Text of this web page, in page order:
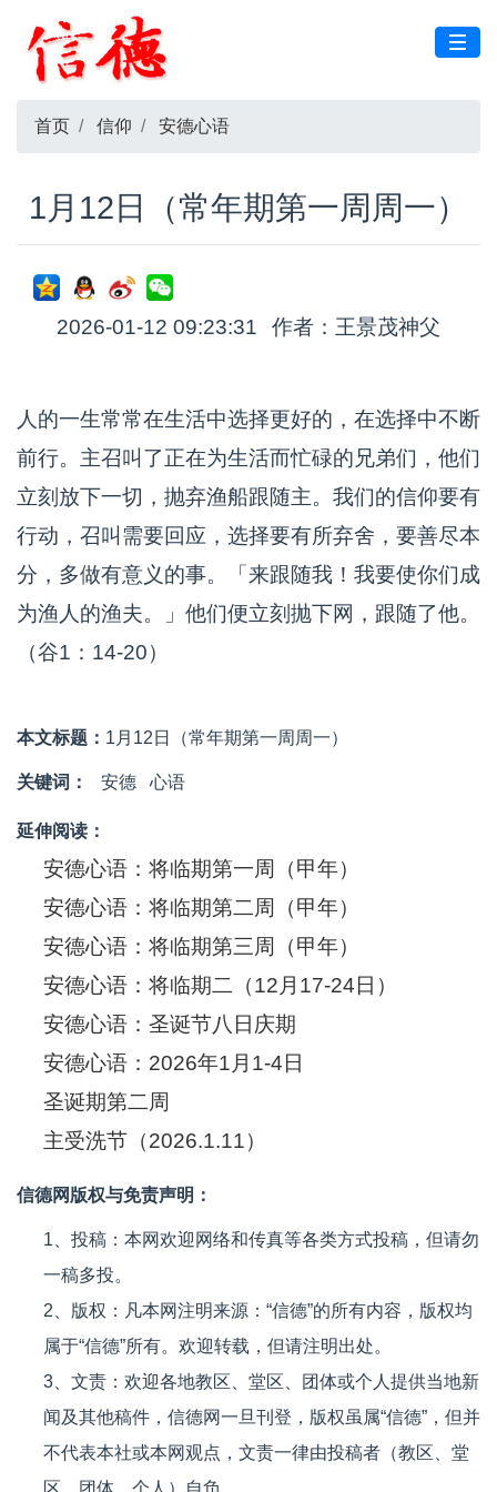
首页 信仰 安德心语
1月12日（常年期第一周周一）
2026-01-12 09:23:31 作者：王景茂神父
人的一生常常在生活中选择更好的，在选择中不断
前行。主召叫了正在为生活而忙碌的兄弟们，他们
立刻放下一切，抛弃渔船跟随主。我们的信仰要有
行动，召叫需要回应，选择要有所弃舍，要善尽本
分，多做有意义的事。「来跟随我！我要使你们成
为渔人的渔夫。」他们便立刻抛下网，跟随了他。
（谷1：14-20）
本文标题： 1月12日（常年期第一周周一）
关键词： 安德 心语
延伸阅读：
安德心语：将临期第一周（甲年）
安德心语：将临期第二周（甲年）
安德心语：将临期第三周（甲年）
安德心语：将临期二（12月17-24日）
安德心语：圣诞节八日庆期
安德心语：2026年1月1-4日
圣诞期第二周
主受洗节（2026.1.11）
信德网版权与免责声明：
1、投稿：本网欢迎网络和传真等各类方式投稿，但请勿
一稿多投。
2、版权：凡本网注明来源：“信德”的所有内容，版权均
属于“信德”所有。欢迎转载，但请注明出处。
3、文责：欢迎各地教区、堂区、团体或个人提供当地新
闻及其他稿件，信德网一旦刊登，版权虽属“信德”，但并
不代表本社或本网观点，文责一律由投稿者（教区、堂
区、团体、个人）自负。